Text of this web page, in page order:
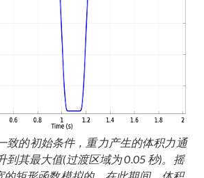
致的初始条件，重力产生的体积力通
到其最大值(过渡区域为 0.05 秒)。摇
的矩形函数模拟的。在此期间，体积